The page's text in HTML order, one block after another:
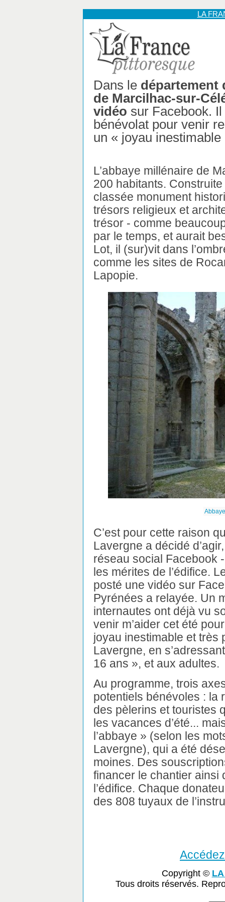
LA
Dans le département
de Marcilhac-sur-
vidéo sur Facebook.
bénévolat pour venir
un « joyau
L’abbaye millénaire de
200 habitants.
classée monument
trésors religieux et
trésor - comme
par le temps, et aurait
Lot, il (sur)vit dans
comme les sites de
Lapopie.
C’est pour cette raison
Lavergne a décidé
réseau social Facebook
les mérites de l’édifice.
posté une vidéo sur
Pyrénées a relayée. Un
internautes ont déjà vu
venir m’aider cet été
joyau inestimable et très
Lavergne, en
16 ans », et aux adultes.
Au programme, trois
potentiels bénévoles : la
des pèlerins et touristes
les vacances d’été...
l’abbaye » (selon les
Lavergne), qui a été
moines. Des
financer le chantier ainsi
l’édifice. Chaque
des 808 tuyaux de
Copyright ©
Tous droits réservés.